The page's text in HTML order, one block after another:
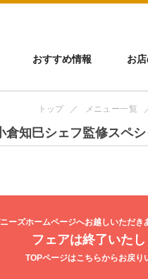
おすすめ情報 お
トップ メニュー一覧
倉知巳シェフ監修スペ
ーズホームページへお越しいただき
フェアは終了いたし
TOPページはこちらからお戻り